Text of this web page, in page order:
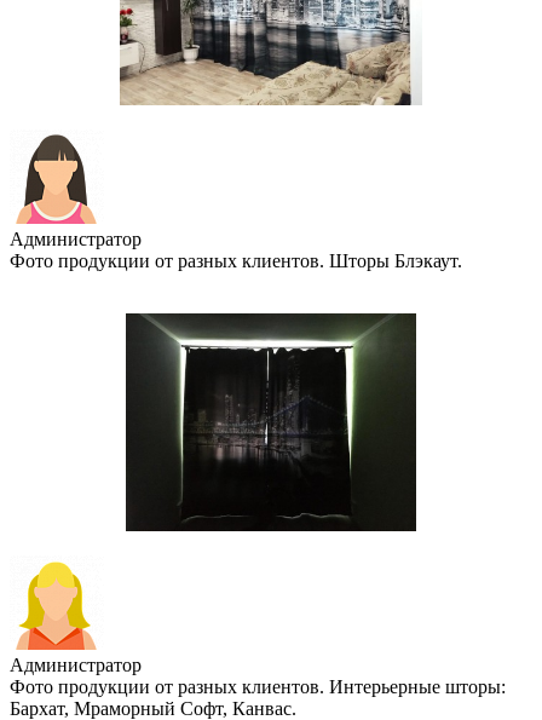
Администратор
Фото продукции от разных клиентов. Шторы Блэкаут.
Администратор
Фото продукции от разных клиентов. Интерьерные шторы:
Бархат, Мраморный Софт, Канвас.